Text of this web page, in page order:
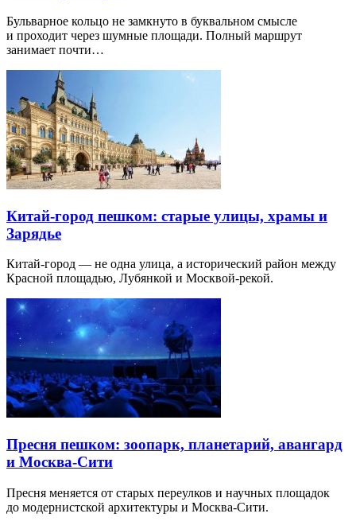
Бульварное кольцо не замкнуто в буквальном смысле
и проходит через шумные площади. Полный маршрут
занимает почти…
Китай-город пешком: старые улицы, храмы и
Зарядье
Китай-город — не одна улица, а исторический район между
Красной площадью, Лубянкой и Москвой-рекой.
Пресня пешком: зоопарк, планетарий, авангард
и Москва-Сити
Пресня меняется от старых переулков и научных площадок
до модернистской архитектуры и Москва-Сити.